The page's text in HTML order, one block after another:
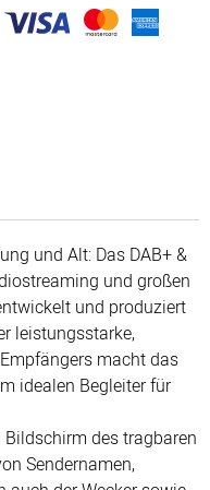
und Alt: Das DAB+ &
und großen
und produziert
leistungsstarke,
macht das
idealen Begleiter für
des tragbaren
Sendernamen,